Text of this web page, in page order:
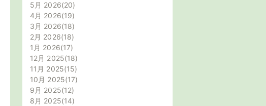
5月 2026 20
4月 2026 19
3月 2026 18
2月 2026 18
1月 2026 17
12月 2025 18
11月 2025 15
10月 2025 17
9月 2025 12
8月 2025 14